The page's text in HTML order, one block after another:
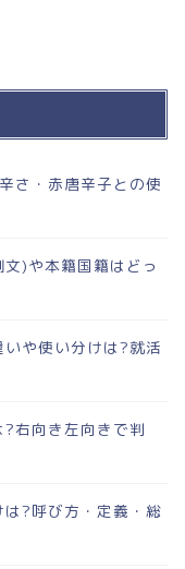
さ・赤唐辛子との使
)や本籍国籍はどっ
や使い分けは?就活
右向き左向きで判
?呼び方・定義・総